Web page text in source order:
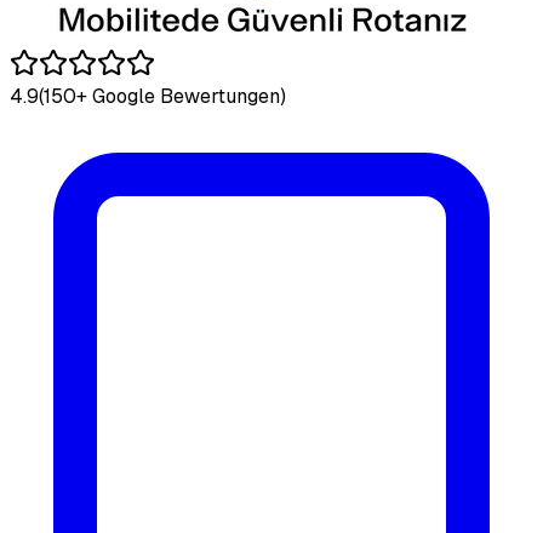
4.9(150+ Google Bewertungen)